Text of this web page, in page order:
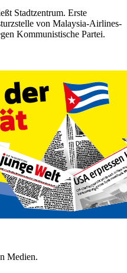
Stadtzentrum. Erste
von Malaysia-Airlines-
Kommunistische Partei.
Medien.